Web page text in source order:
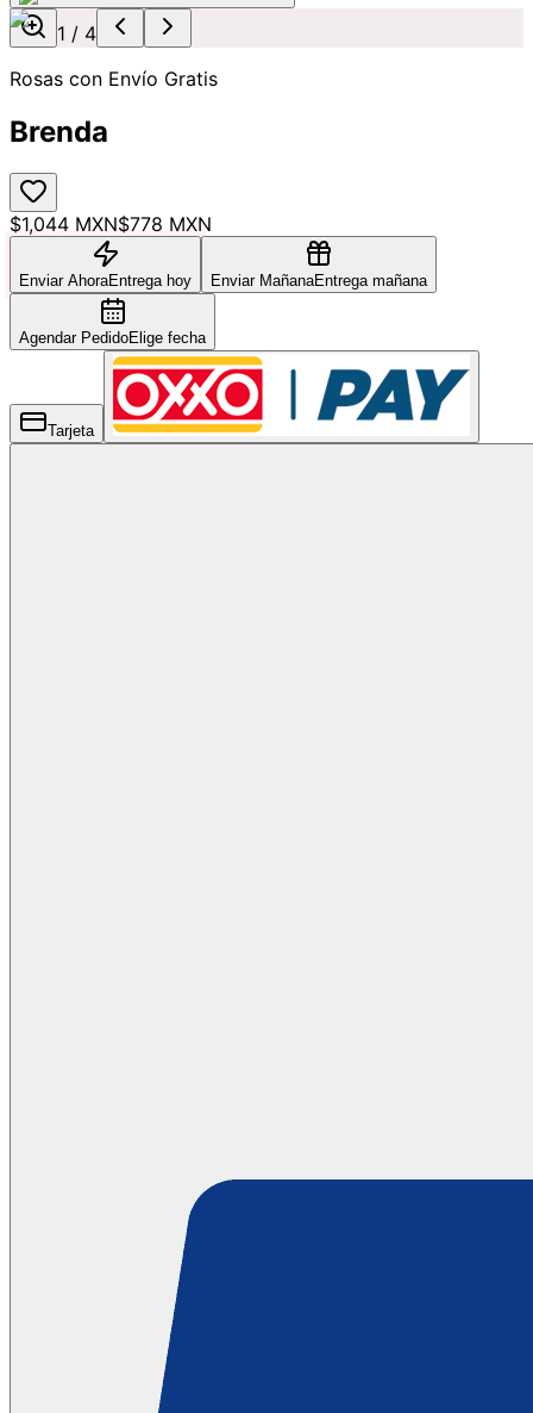
1 / 4
Rosas con Envío Gratis
Brenda
$1,044 MXN$778 MXN
Enviar AhoraEntrega hoy Enviar MañanaEntrega mañana
Agendar PedidoElige fecha
Tarjeta